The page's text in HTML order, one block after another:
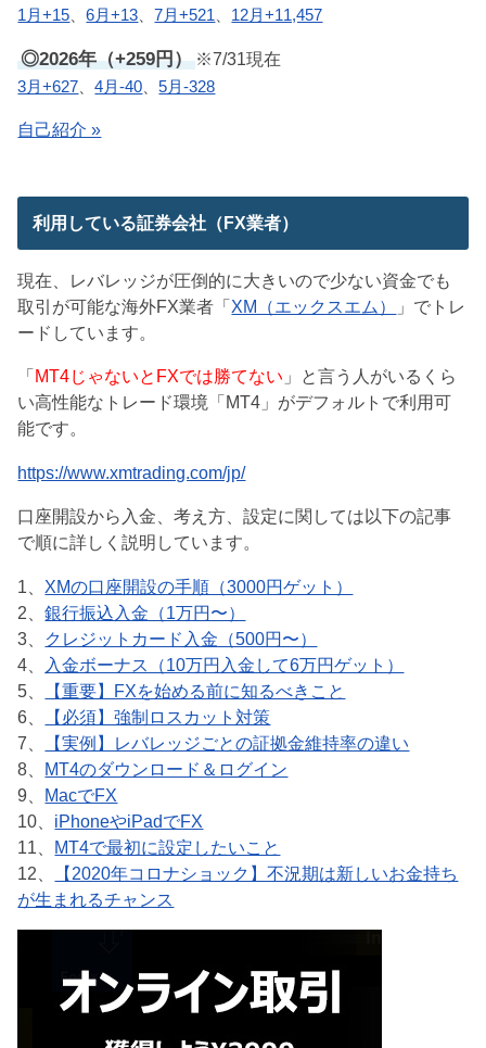
1月+15、6月+13、7月+521、 12月+11,457
◎2026年（+259円） ※7/31現在
3月+627 、4月-40 、5月-328
自己紹介 »
利用している証券会社（FX業者）
現在、レバレッジが圧倒的に大きいので少ない資金でも
取引が可能な海外FX業者「XM（エックスエム）
」でトレ
ードしています。
「 MT4じゃないとFXでは勝てない 」と言う人がいるくら
い高性能なトレード環境「MT4」がデフォルトで利用可
能です。
https://www.xmtrading.com/jp/
口座開設から入金、考え方、設定に関しては以下の記事
で順に詳しく説明しています。
1、 XMの口座開設の手順（3000円ゲット）
2、銀行振込入金（1万円〜）
3、 クレジットカード入金（500円〜）
4、
入金ボーナス（10万円入金して6万円ゲット）
5、
【重要】FXを始める前に知るべきこと
6、
【必須】強制ロスカット対策
7、
【実例】レバレッジごとの証拠金維持率の違い
8、 MT4のダウンロード＆ログイン
9、 MacでFX
10、 iPhoneやiPadでFX
11、 MT4で最初に設定したいこと
12、
【2020年コロナショック】不況期は新しいお金持ち
が生まれるチャンス